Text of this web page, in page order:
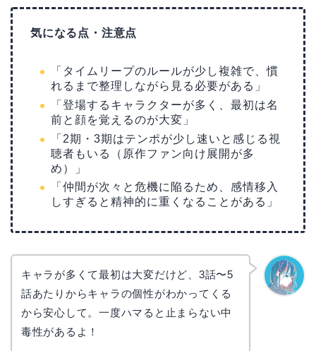
気になる点・注意点
「タイムリープのルールが少し複雑で、慣
れるまで整理しながら見る必要がある」
「登場するキャラクターが多く、最初は名
前と顔を覚えるのが大変」
「2期・3期はテンポが少し速いと感じる視
聴者もいる（原作ファン向け展開が多
め）」
「仲間が次々と危機に陥るため、感情移入
しすぎると精神的に重くなることがある」
キャラが多くて最初は大変だけど、3話〜5
話あたりからキャラの個性がわかってくる
から安心して。一度ハマると止まらない中
毒性があるよ！